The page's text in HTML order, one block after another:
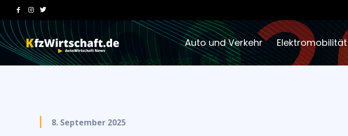
Auto und Verkehr Elektromobilität
8. September 2025